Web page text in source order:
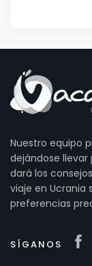
Nuestro equipo
dejándose
dará los
viaje en Ucrania
preferencias
SÍGANOS